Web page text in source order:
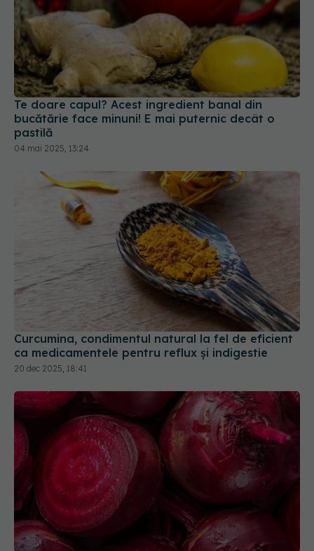
Te doare capul? Acest ingredient banal din
bucătărie face minuni! E mai puternic decât o
pastilă
04 mai 2025, 13:24
Curcumina, condimentul natural la fel de eficient
ca medicamentele pentru reflux și indigestie
20 dec 2025, 18:41